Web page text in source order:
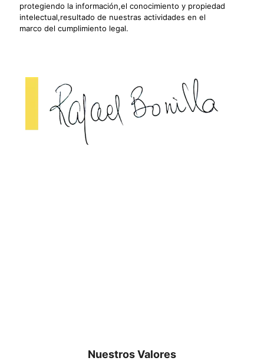
protegiendo la información,el conocimiento y propiedad
intelectual,resultado de nuestras actividades en el
marco del cumplimiento legal.
Nuestros Valores